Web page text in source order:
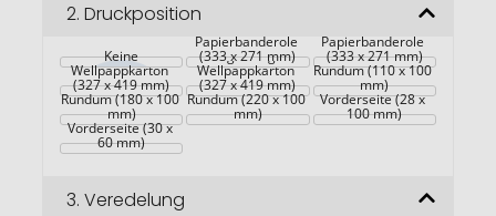
2. Druckposition
Keine
Papierbanderole
(333 x 271 mm)
Papierbanderole
(333 x 271 mm)
Kraft-
Wellpappkarton
(327 x 419 mm)
Maßgefertigter
Wellpappkarton
(327 x 419 mm)
Rundum (110 x 100
mm)
Rundum (180 x 100
mm)
Rundum (220 x 100
mm)
Vorderseite (28 x
100 mm)
Vorderseite (30 x
60 mm)
3. Veredelung